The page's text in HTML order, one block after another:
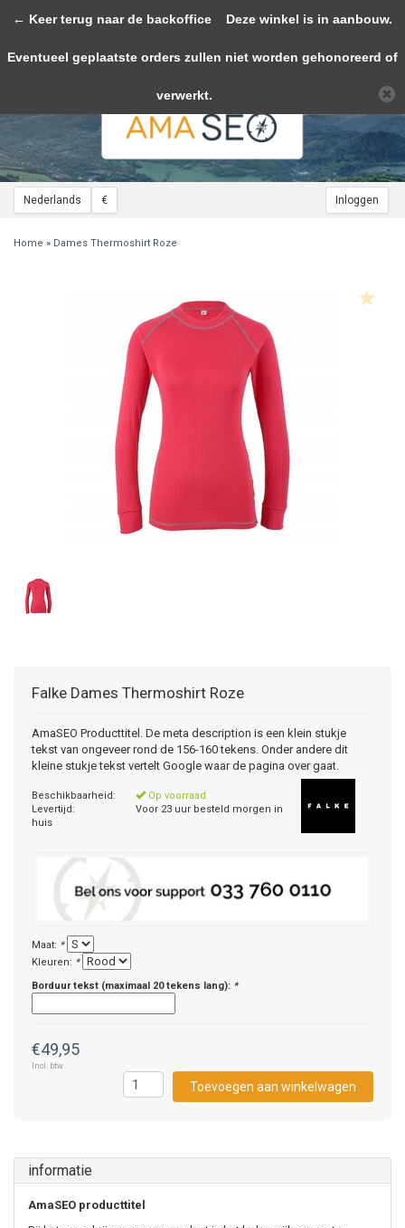
Nederlands € Inloggen
Toggle
Home » Dames Thermoshirt Roze
Falke Dames Thermoshirt Roze
AmaSEO Producttitel. De meta description is een klein stukje
tekst van ongeveer rond de 156-160 tekens. Onder andere dit
kleine stukje tekst vertelt Google waar de pagina over gaat.
Beschikbaarheid:
Op voorraad
Levertijd:
Voor 23 uur besteld morgen in
huis
Maat: *
Kleuren: *
Borduur tekst (maximaal 20 tekens lang): *
€49,95
Incl. btw
Toevoegen aan winkelwagen
informatie
AmaSEO producttitel
Wij slaan cookies op om onze website te verbeteren. Is dat akkoord?
Ja
← Keer terug naar de backoffice Deze winkel is in aanbouw.
Eventueel geplaatste orders zullen niet worden gehonoreerd of
verwerkt.